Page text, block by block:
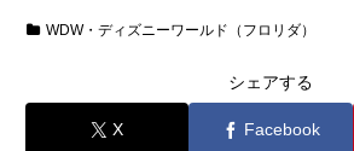
WDW・ディズニーワールド（フロリダ）
シェアする
X Facebook